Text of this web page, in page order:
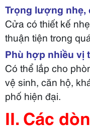
Trọng lượng nhẹ,
Cửa có thiết kế
thuận tiện trong
Phù hợp nhiều vị
Có thể lắp cho
vệ sinh, căn hộ,
phố hiện đại.
II. Các